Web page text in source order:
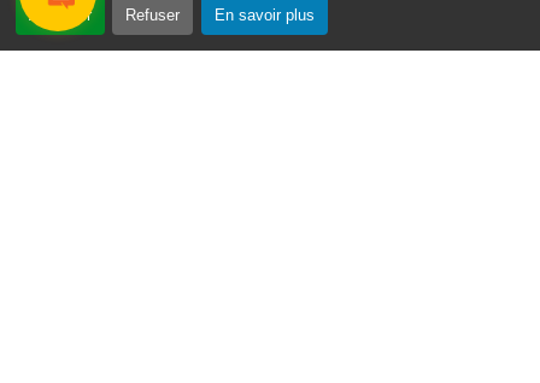
Accepter Refuser En savoir plus
Envoyer un email
Contacter la P.R.A.D.A